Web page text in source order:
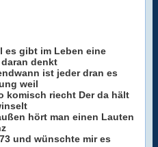
es gibt im Leben eine
denkt
ist jeder dran es
weil
komisch riecht Der da hält
hört man einen Lauten
und wünschte mir es